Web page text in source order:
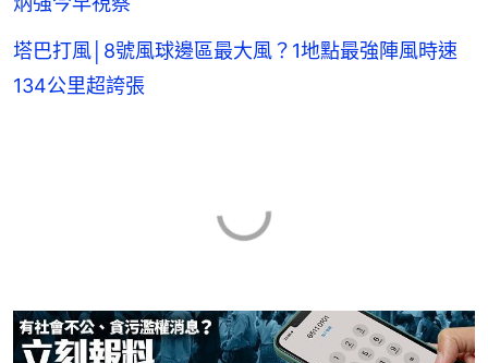
塔巴打風│8號風球邊區最大風？1地點最強陣風時速
134公里超誇張